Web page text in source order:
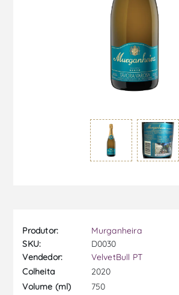
Produtor:
Murganheira
SKU:
D0030
Vendedor:
VelvetBull PT
Colheita
2020
Volume (ml)
750